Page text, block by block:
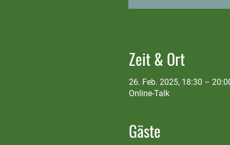
Zeit & Ort
26. Feb. 2025, 18:30 –
Online-Talk
Gäste